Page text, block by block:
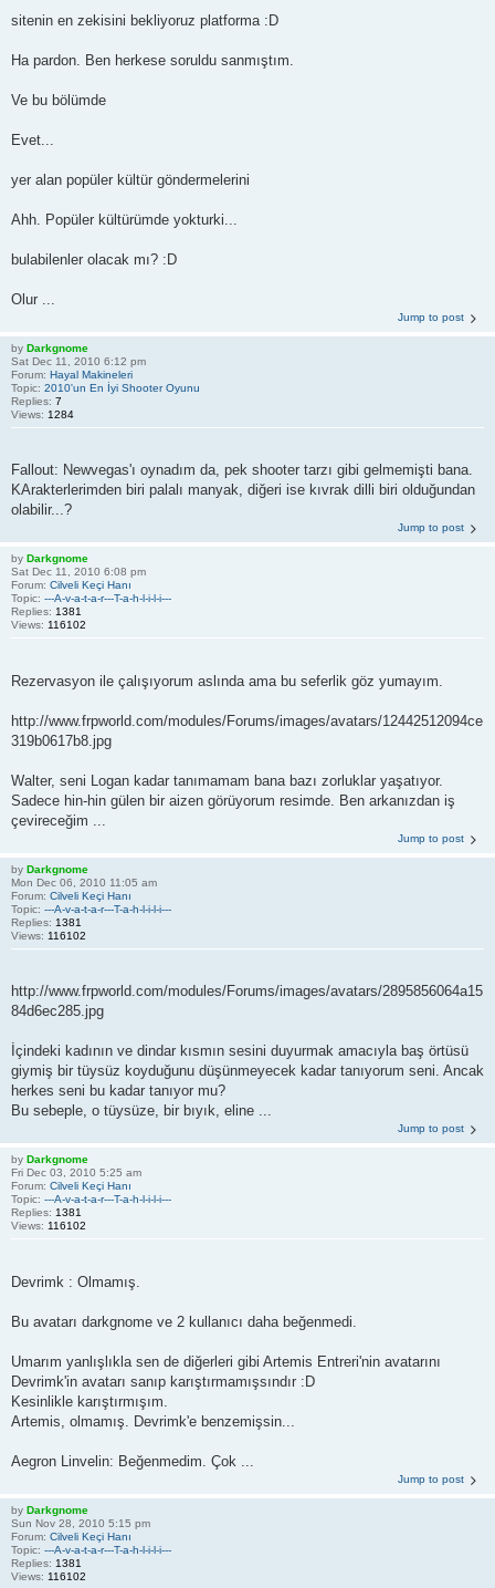
sitenin en zekisini bekliyoruz platforma :D
Ha pardon. Ben herkese soruldu sanmıştım.
Ve bu bölümde
Evet...
yer alan popüler kültür göndermelerini
Ahh. Popüler kültürümde yokturki...
bulabilenler olacak mı? :D
Olur ...
Jump to post
by Darkgnome
Sat Dec 11, 2010 6:12 pm
Forum: Hayal Makineleri
Topic: 2010'un En İyi Shooter Oyunu
Replies: 7
Views: 1284
Fallout: Newvegas'ı oynadım da, pek shooter tarzı gibi gelmemişti bana.
KArakterlerimden biri palalı manyak, diğeri ise kıvrak dilli biri olduğundan
olabilir...?
Jump to post
by Darkgnome
Sat Dec 11, 2010 6:08 pm
Forum: Cilveli Keçi Hanı
Topic: ---A-v-a-t-a-r---T-a-h-l-i-l-i---
Replies: 1381
Views: 116102
Rezervasyon ile çalışıyorum aslında ama bu seferlik göz yumayım.
http://www.frpworld.com/modules/Forums/images/avatars/12442512094ce
319b0617b8.jpg
Walter, seni Logan kadar tanımamam bana bazı zorluklar yaşatıyor.
Sadece hin-hin gülen bir aizen görüyorum resimde. Ben arkanızdan iş
çevireceğim ...
Jump to post
by Darkgnome
Mon Dec 06, 2010 11:05 am
Forum: Cilveli Keçi Hanı
Topic: ---A-v-a-t-a-r---T-a-h-l-i-l-i---
Replies: 1381
Views: 116102
http://www.frpworld.com/modules/Forums/images/avatars/2895856064a15
84d6ec285.jpg
İçindeki kadının ve dindar kısmın sesini duyurmak amacıyla baş örtüsü
giymiş bir tüysüz koyduğunu düşünmeyecek kadar tanıyorum seni. Ancak
herkes seni bu kadar tanıyor mu?
Bu sebeple, o tüysüze, bir bıyık, eline ...
Jump to post
by Darkgnome
Fri Dec 03, 2010 5:25 am
Forum: Cilveli Keçi Hanı
Topic: ---A-v-a-t-a-r---T-a-h-l-i-l-i---
Replies: 1381
Views: 116102
Devrimk : Olmamış.
Bu avatarı darkgnome ve 2 kullanıcı daha beğenmedi.
Umarım yanlışlıkla sen de diğerleri gibi Artemis Entreri'nin avatarını
Devrimk'in avatarı sanıp karıştırmamışsındır :D
Kesinlikle karıştırmışım.
Artemis, olmamış. Devrimk'e benzemişsin...
Aegron Linvelin: Beğenmedim. Çok ...
Jump to post
by Darkgnome
Sun Nov 28, 2010 5:15 pm
Forum: Cilveli Keçi Hanı
Topic: ---A-v-a-t-a-r---T-a-h-l-i-l-i---
Replies: 1381
Views: 116102